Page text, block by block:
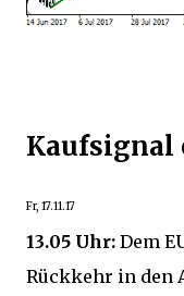
Kaufsignal
Fr, 17.11.17
13.05 Uhr: Dem
Rückkehr in den